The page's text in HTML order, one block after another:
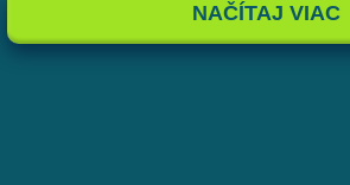
NAČÍTAJ VIAC